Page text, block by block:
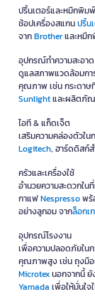
ปริ้นเตอร์และหมึกพิมพ์
ช้อปเครื่องสแกนปริ้น
จากBrotherและหมึก
อุปกรณ์ทำความสะอาด
ดูแลสภาพแวดล้อมกา
คุณภาพ เช่น กระดาษ
Sunlightและผลิตภัณ
ไอที & แก็ดเจ็ต
เสริมความคล่องตัวใน
Logitech, ฮาร์ดดิสก์
ครัวและเครื่องใช้
อำนวยความสะดวกใ
กาแฟNespressoพร้
อย่างลูกอม จากล็อกเ
อุปกรณ์โรงงาน
เพื่อความปลอดภัยใน
คุณภาพสูง เช่น ถุงมือ
Microtexนอกจากนี้
Yamada เพื่อให้มั่นใ